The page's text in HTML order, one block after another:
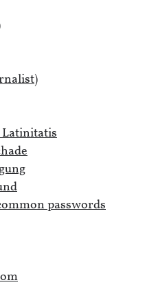
passwords